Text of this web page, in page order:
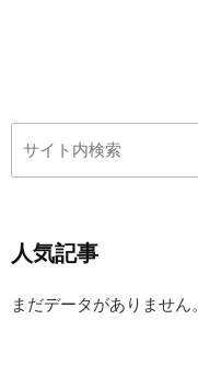
人気記事
まだデータがありません。